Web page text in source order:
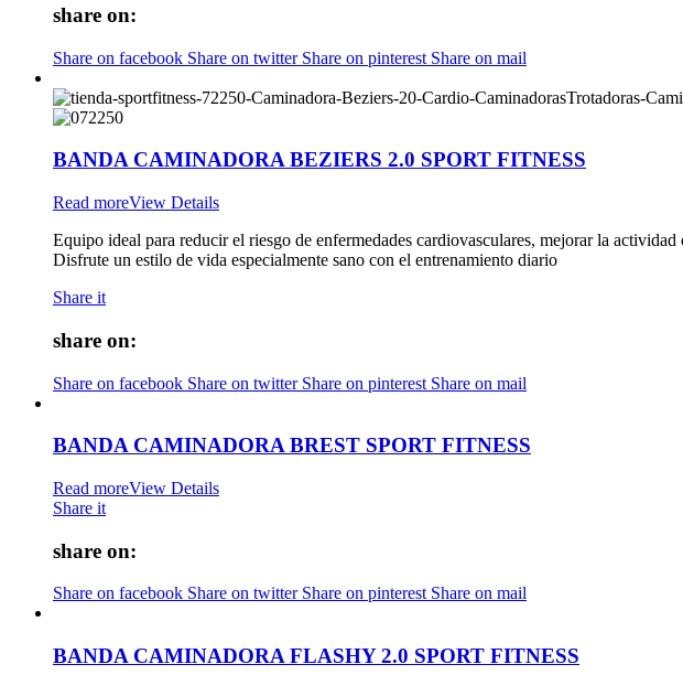
share on:
Share on facebook Share on twitter Share on pinterest Share on mail
BANDA CAMINADORA BEZIERS 2.0 SPORT FITNESS
Read moreView Details
Equipo ideal para reducir el riesgo de enfermedades cardiovasculares, mejorar la
Disfrute un estilo de vida especialmente sano con el entrenamiento diario
Share it
share on:
Share on facebook Share on twitter Share on pinterest Share on mail
BANDA CAMINADORA BREST SPORT FITNESS
Read moreView Details
Share it
share on:
Share on facebook Share on twitter Share on pinterest Share on mail
BANDA CAMINADORA FLASHY 2.0 SPORT FITNESS